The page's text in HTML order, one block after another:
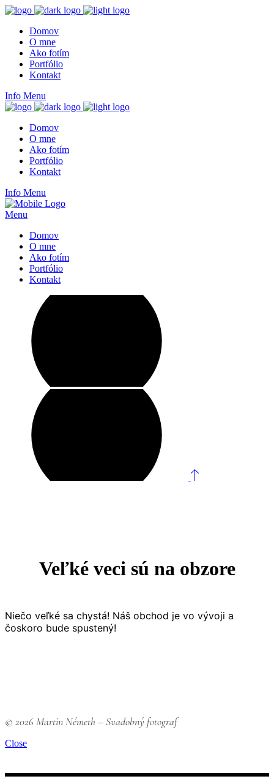
Domov
O mne
Ako fotím
Portfólio
Kontakt
Info Menu
Domov
O mne
Ako fotím
Portfólio
Kontakt
Info Menu
Menu
Domov
O mne
Ako fotím
Portfólio
Kontakt
Veľké veci sú na obzore
Niečo veľké sa chystá! Náš obchod je vo vývoji a
čoskoro bude spustený!
© 2026 Martin Németh – Svadobný fotograf
Close